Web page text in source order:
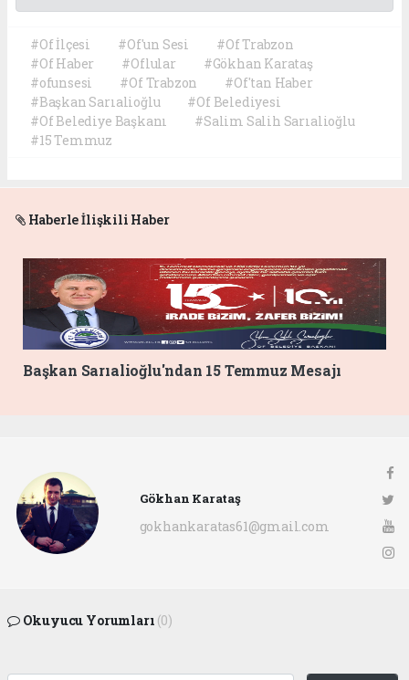
#Of İlçesi #Of'un Sesi
#Of Trabzon
#Of Haber
#Oflular
#Gökhan Karataş
#ofunsesi
#Of Trabzon
#Of'tan Haber
#Başkan Sarıalioğlu
#Of Belediyesi
#Of Belediye Başkanı
#Salim Salih Sarıalioğlu
#15 Temmuz
Haberle İlişkili Haber
Başkan Sarıalioğlu'ndan 15 Temmuz Mesajı
Gökhan Karataş
gokhankaratas61@gmail.com
Okuyucu Yorumları (0)